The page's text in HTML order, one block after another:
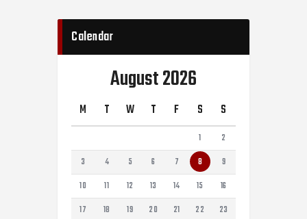
Calendar
August 2026
M T W T F S S
1
2
3
4 5 6 7 8
9
10
11 12 13 14 15
16
17
18 19 20 21 22
23